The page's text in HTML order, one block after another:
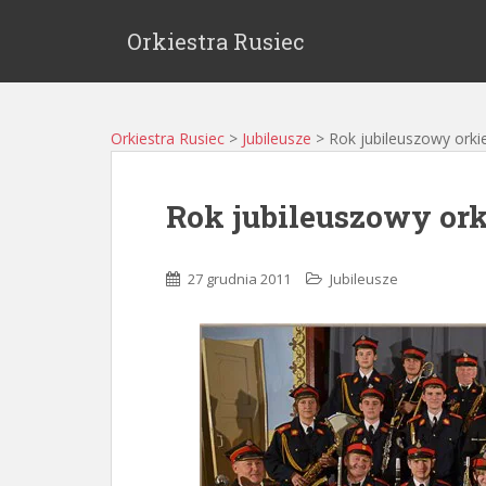
Orkiestra Rusiec
Orkiestra Rusiec > Jubileusze > Rok jubileuszowy
Rok jubileuszowy
27 grudnia 2011 Jubileusze